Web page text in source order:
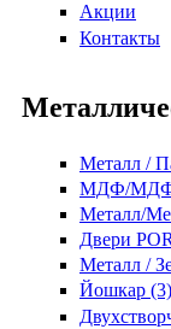
Акции
Контакты
Металл /
МДФ/МДФ
Металл/
Двери
Металл /
Йошкар (3)